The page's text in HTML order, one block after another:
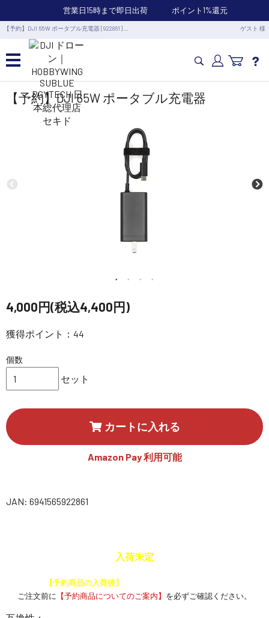
営業日15時まで即日出荷 ポイント1%還元
【予約】DJI 65W ポータブル充電器 [922861] … ゲスト 様
カメラドローン・生活家電
講習会･国家資格･WEBセミナー
定期配信!
コーポレートサイト
【予約】DJI 65W ポータブル充電器
4,000円(税込4,400円)
獲得ポイント：44
個数
セット
カートに入れる
Amazon Pay 利用可能
JAN: 6941565922861
入荷未定
【予約商品の入荷後】
ご注文前に
【予約商品についてのご案内】 を必ずご確認ください。